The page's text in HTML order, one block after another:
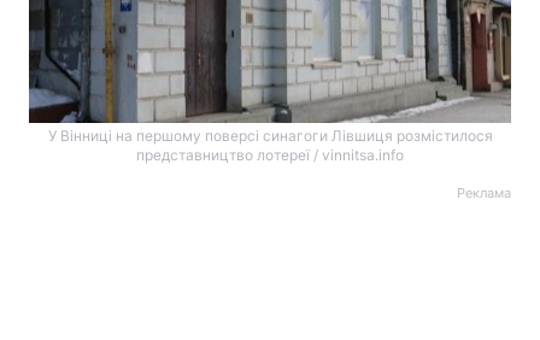
У Вінниці на першому поверсі синагоги Лівшиця розмістилося
представництво лотереї / vinnitsa.info
Реклама